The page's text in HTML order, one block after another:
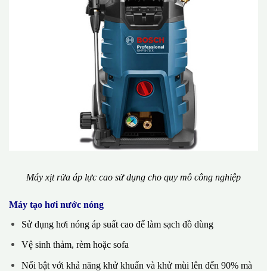
Máy xịt rửa áp lực cao sử dụng cho quy mô công nghiệp
Máy tạo hơi nước nóng
Sử dụng hơi nóng áp suất cao để làm sạch đồ dùng
Vệ sinh thảm, rèm hoặc sofa
Nổi bật với khả năng khử khuẩn và khử mùi lên đến 90% mà